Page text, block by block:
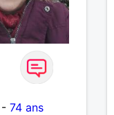
74 ans